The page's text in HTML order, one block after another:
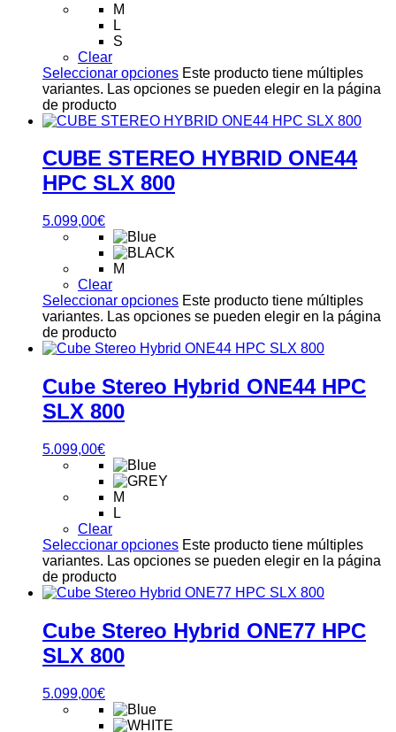
M
L
S
Clear
Seleccionar opciones Este producto tiene múltiples
variantes. Las opciones se pueden elegir en la página
de producto
CUBE STEREO HYBRID ONE44
HPC SLX 800
5.099,00€
M
Clear
Seleccionar opciones Este producto tiene múltiples
variantes. Las opciones se pueden elegir en la página
de producto
Cube Stereo Hybrid ONE44 HPC
SLX 800
5.099,00€
M
L
Clear
Seleccionar opciones Este producto tiene múltiples
variantes. Las opciones se pueden elegir en la página
de producto
Cube Stereo Hybrid ONE77 HPC
SLX 800
5.099,00€